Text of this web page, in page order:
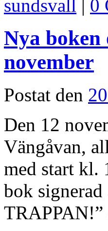
sundsvall | 0
Nya boken
november
Postat den
Den 12
Vängåvan,
med start kl.
bok